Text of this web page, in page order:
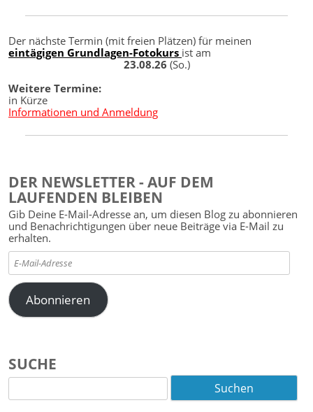
Der nächste Termin (mit freien Plätzen) für meinen
eintägigen Grundlagen-Fotokurs ist am
23.08.26 (So.)
Weitere Termine:
in Kürze
Informationen und Anmeldung
DER NEWSLETTER - AUF DEM
LAUFENDEN BLEIBEN
Gib Deine E-Mail-Adresse an, um diesen Blog zu abonnieren
und Benachrichtigungen über neue Beiträge via E-Mail zu
erhalten.
E-
Mail-
Adresse
Abonnieren
SUCHE
Suchen
nach: